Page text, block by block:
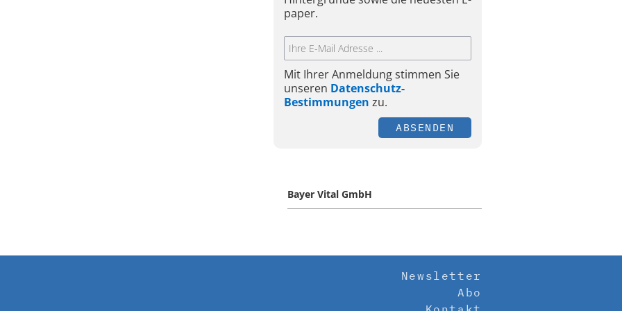
paper.
Mit Ihrer Anmeldung stimmen Sie
unseren Datenschutz-
Bestimmungen zu.
ABSENDEN
Bayer Vital GmbH
Newsletter
Abo